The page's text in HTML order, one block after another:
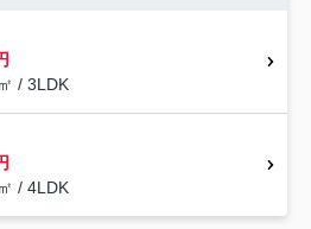
/ 3LDK
/ 4LDK